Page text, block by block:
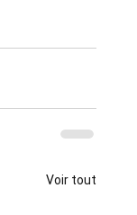
Voir tout